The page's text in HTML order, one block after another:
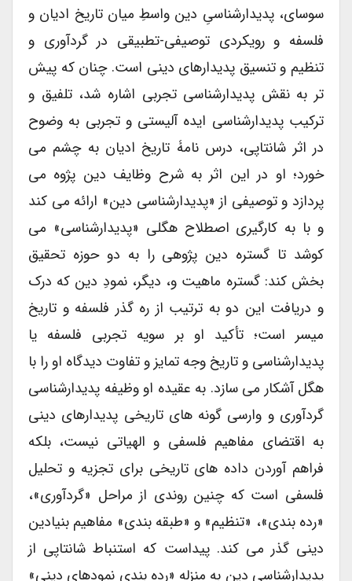
سوسای، پدیدارشناسیِ دین واسطِ میان تاریخ ادیان و
فلسفه و رویکردی توصیفی-تطبیقی در گردآوری و
تنظیم و تنسیق پدیدارهای دینی است. چنان که پیش
تر به نقش پدیدارشناسی تجربی اشاره شد، تلفیق و
ترکیب پدیدارشناسی ایده آلیستی و تجربی به وضوح
در اثر شانتاپی، درس نامۀ تاریخ ادیان به چشم می
خورد؛ او در این اثر به شرح وظایف دین پژوه می
پردازد و توصیفی از «پدیدارشناسی دین» ارائه می کند
و با به کارگیری اصطلاح هگلی «پدیدارشناسی» می
کوشد تا گستره دین پژوهی را به دو حوزه تحقیق
بخش کند: گستره ماهیت و، دیگر، نمودِ دین که درک
و دریافت این دو به ترتیب از ره گذر فلسفه و تاریخ
میسر است؛ تأکید او بر سویه تجربی فلسفه یا
پدیدارشناسی و تاریخ وجه تمایز و تفاوت دیدگاه او را با
هگل آشکار می سازد. به عقیده او وظیفه پدیدارشناسی
گردآوری و وارسی گونه های تاریخی پدیدارهای دینی
به اقتضای مفاهیم فلسفی و الهیاتی نیست، بلکه
فراهم آوردن داده های تاریخی برای تجزیه و تحلیل
فلسفی است که چنین روندی از مراحل «گردآوری»،
«رده بندی»، «تنظیم» و «طبقه بندی» مفاهیم بنیادین
دینی گذر می کند. پیداست که استنباط شانتاپی از
پدیدارشناسی دین به منزله «رده بندی نمودهای دینی»